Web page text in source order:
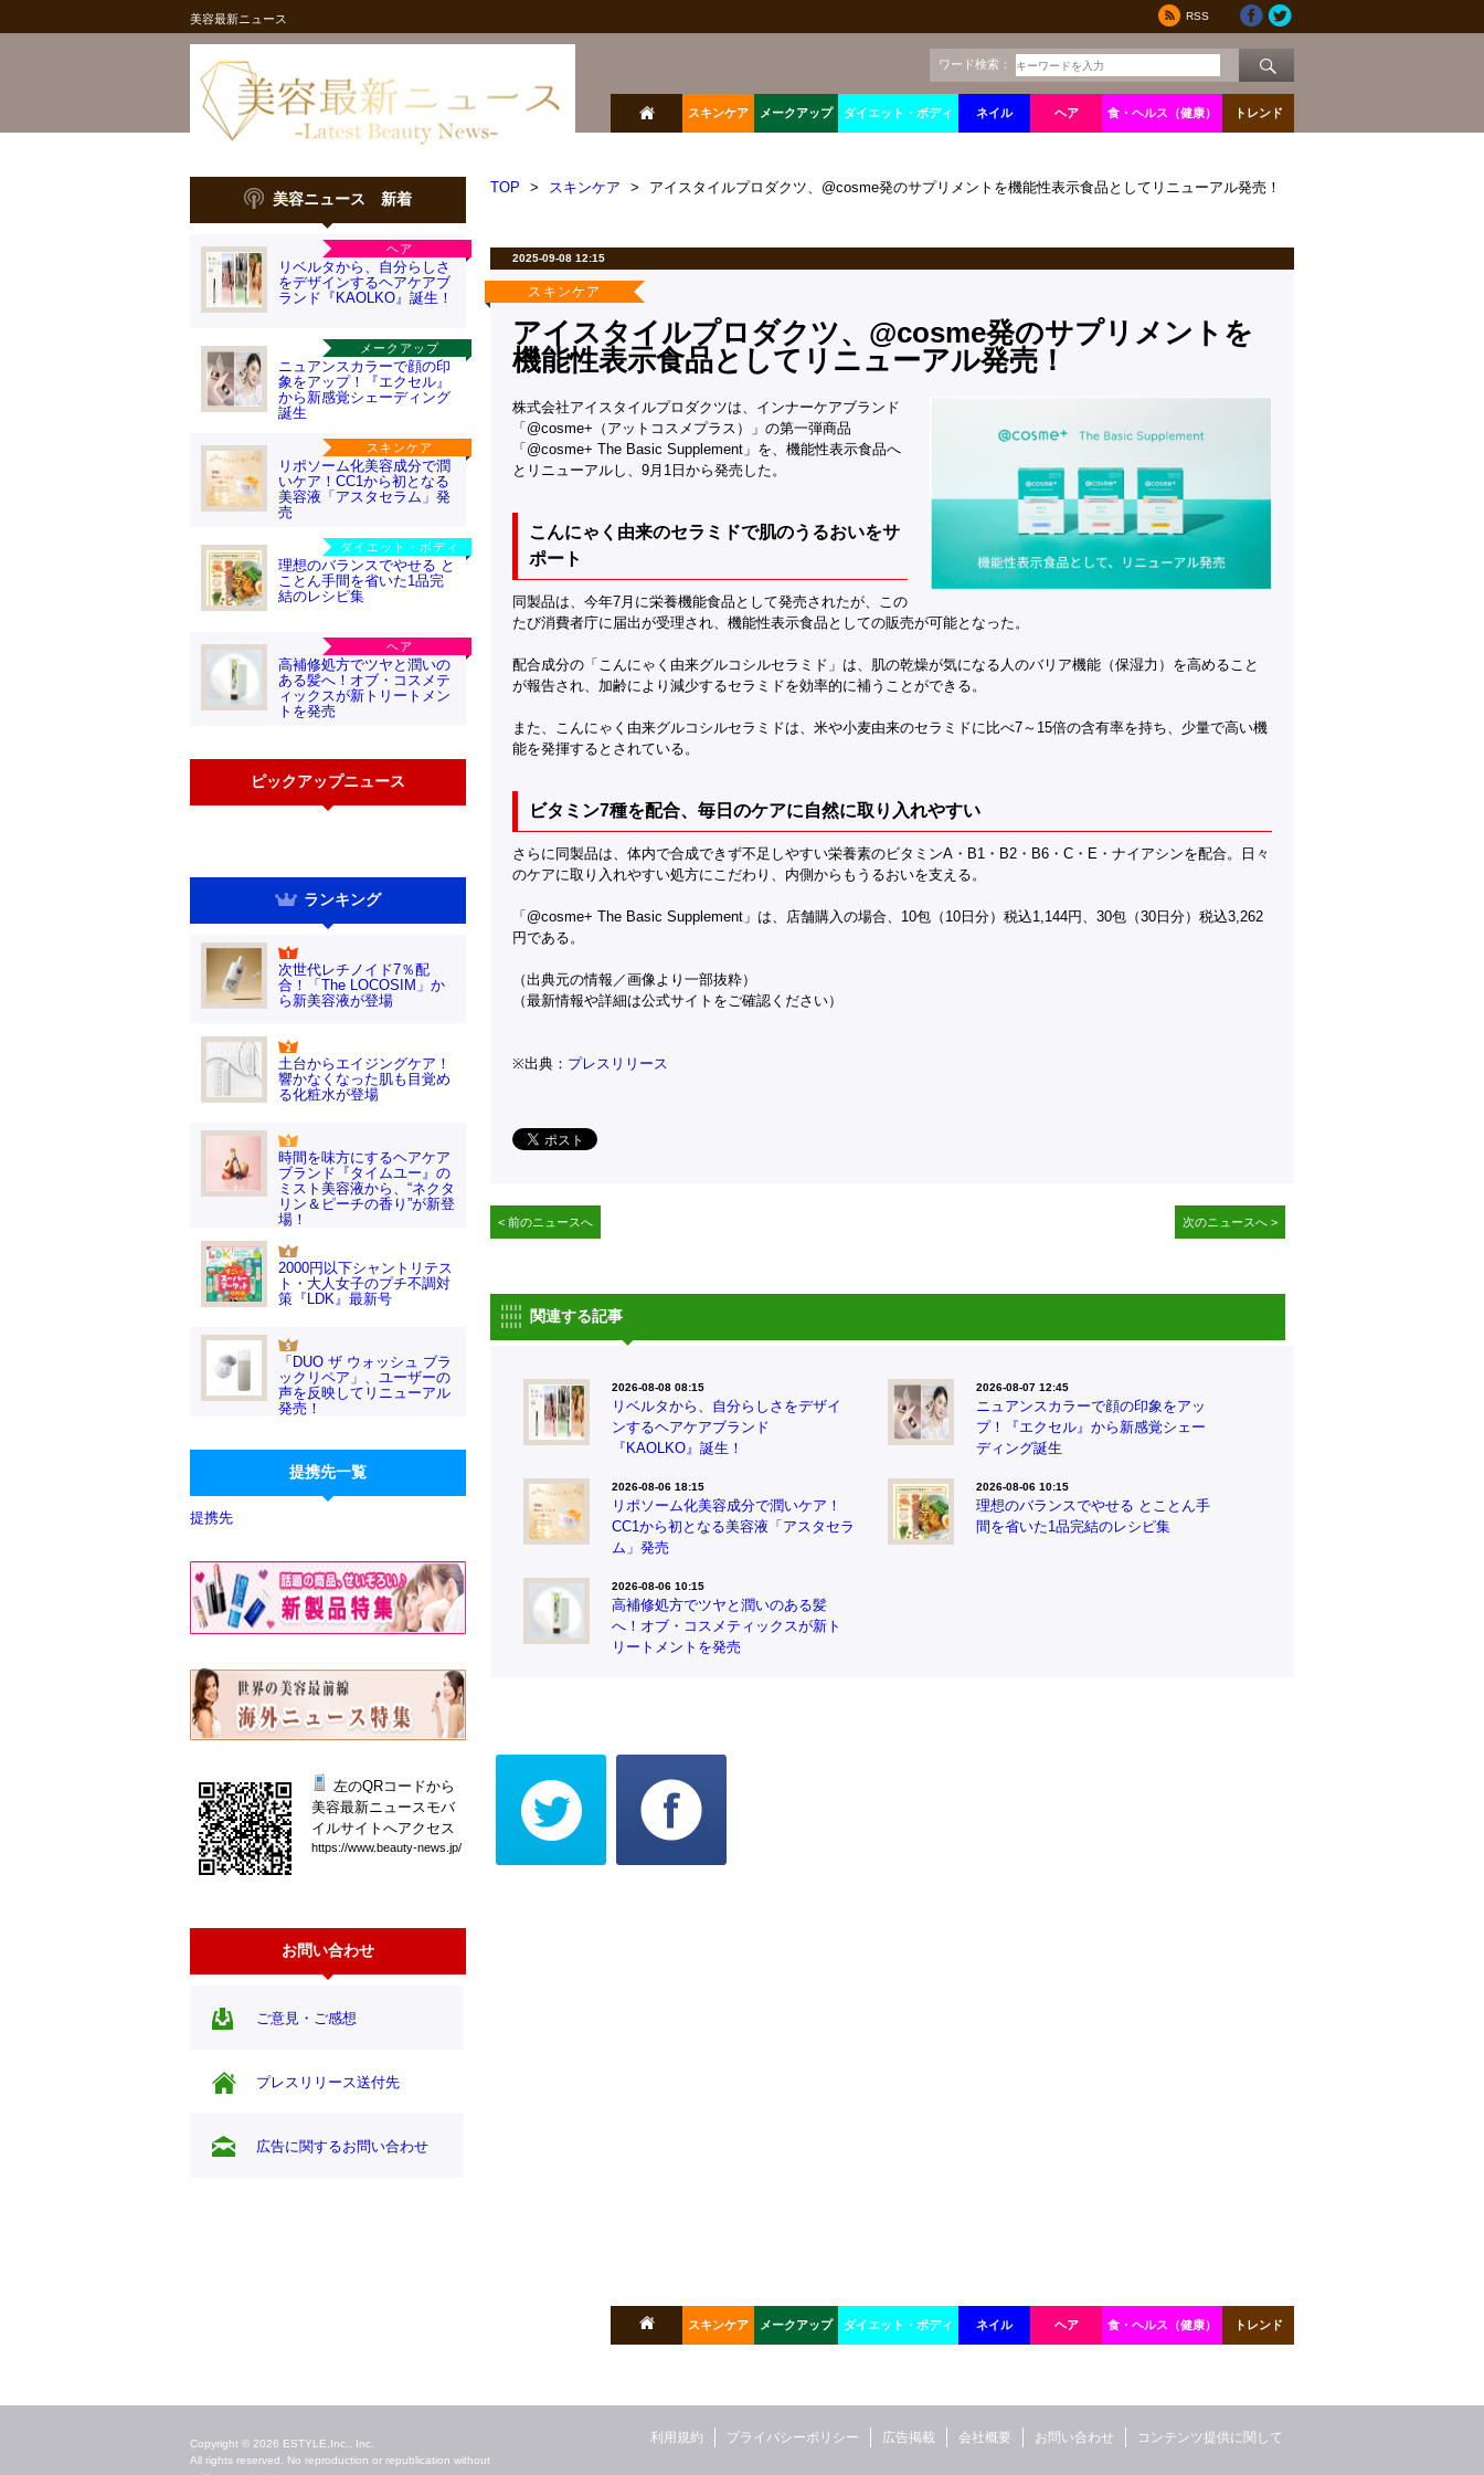
美容最新ニュース RSS
ワード検索：
スキンケア メークアップ ダイエット・ボディ ネイル ヘア 食・ヘルス（健康） トレンド
美容ニュース 新着
ヘア
リベルタから、自分らしさ
をデザインするヘアケアブ
ランド『KAOLKO』誕生！
メークアップ
ニュアンスカラーで顔の印
象をアップ！『エクセル』
から新感覚シェーディング
誕生
スキンケア
リポソーム化美容成分で潤
いケア！CC1から初となる
美容液「アスタセラム」発
売
ダイエット・ボディ
理想のバランスでやせる と
ことん手間を省いた1品完
結のレシピ集
ヘア
高補修処方でツヤと潤いの
ある髪へ！オブ・コスメテ
ィックスが新トリートメン
トを発売
ピックアップニュース
ランキング
次世代レチノイド7％配
合！「The LOCOSIM」か
ら新美容液が登場
土台からエイジングケア！
響かなくなった肌も目覚め
る化粧水が登場
時間を味方にするヘアケア
ブランド『タイムユー』の
ミスト美容液から、“ネクタ
リン＆ピーチの香り”が新登
場！
2000円以下シャントリテス
ト・大人女子のプチ不調対
策『LDK』最新号
「DUO ザ ウォッシュ ブラ
ックリペア」、ユーザーの
声を反映してリニューアル
発売！
提携先一覧
提携先
左のQRコードから
美容最新ニュースモバ
イルサイトへアクセス
https://www.beauty-news. jp/
お問い合わせ
ご意見・ご感想
プレスリリース送付先
広告に関するお問い合わせ
TOP > スキンケア > アイスタイルプロダクツ、@cosme発のサプリメントを機能性表示食品としてリニューアル発売！
2025-09-08 12:15
スキンケア
アイスタイルプロダクツ、@cosme発のサプリメントを
機能性表示食品としてリニューアル発売！
株式会社アイスタイルプロダクツは、インナーケアブランド
「@cosme+（アットコスメプラス）」の第一弾商品
「@cosme+ The Basic Supplement」を、機能性表示食品へ
とリニューアルし、9月1日から発売した。
こんにゃく由来のセラミドで肌のうるおいをサ
ポート
同製品は、今年7月に栄養機能食品として発売されたが、この
たび消費者庁に届出が受理され、機能性表示食品としての販売が可能となった。
配合成分の「こんにゃく由来グルコシルセラミド」は、肌の乾燥が気になる人のバリア機能（保湿力）を高めること
が報告され、加齢により減少するセラミドを効率的に補うことができる。
また、こんにゃく由来グルコシルセラミドは、米や小麦由来のセラミドに比べ7～15倍の含有率を持ち、少量で高い機
能を発揮するとされている。
ビタミン7種を配合、毎日のケアに自然に取り入れやすい
さらに同製品は、体内で合成できず不足しやすい栄養素のビタミンA・B1・B2・B6・C・E・ナイアシンを配合。日々
のケアに取り入れやすい処方にこだわり、内側からもうるおいを支える。
「@cosme+ The Basic Supplement」は、店舗購入の場合、10包（10日分）税込1,144円、30包（30日分）税込3,262
円である。
（出典元の情報／画像より一部抜粋）
（最新情報や詳細は公式サイトをご確認ください）
※出典： プレスリリース
< 前のニュースへ 次のニュースへ >
関連する記事
2026-08-08 08:15
リベルタから、自分らしさをデザイ
ンするヘアケアブランド
『KAOLKO』誕生！
2026-08-07 12:45
ニュアンスカラーで顔の印象をアッ
プ！『エクセル』から新感覚シェー
ディング誕生
2026-08-06 18:15
リポソーム化美容成分で潤いケア！
CC1から初となる美容液「アスタセラ
ム」発売
2026-08-06 10:15
理想のバランスでやせる とことん手
間を省いた1品完結のレシピ集
2026-08-06 10:15
高補修処方でツヤと潤いのある髪
へ！オブ・コスメティックスが新ト
リートメントを発売
スキンケア メークアップ ダイエット・ボディ ネイル ヘア 食・ヘルス（健康） トレンド
Copyright © 2026 ESTYLE,Inc., Inc.
All rights reserved. No reproduction or republication without
コンテンツ提供に関して
お問い合わせ
会社概要
広告掲載
プライバシーポリシー
利用規約